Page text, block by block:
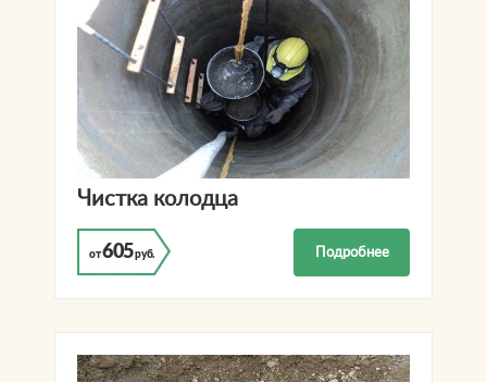
Чистка колодца
от605руб. Подробнее